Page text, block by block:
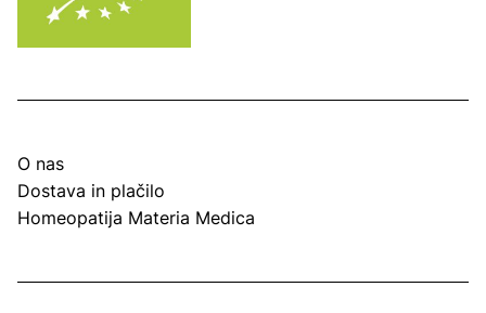
O nas
Dostava in plačilo
Homeopatija Materia Medica